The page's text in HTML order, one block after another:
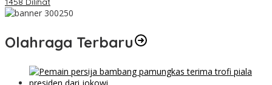
Olahraga Terbaru